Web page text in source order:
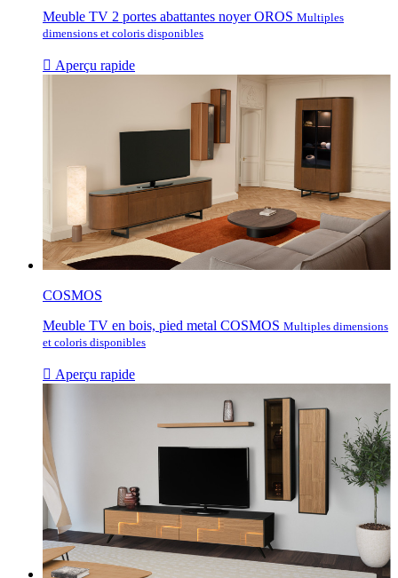
Meuble TV 2 portes abattantes noyer OROS Multiples
dimensions et coloris disponibles
 Aperçu rapide
COSMOS
Meuble TV en bois, pied metal COSMOS Multiples dimensions
et coloris disponibles
 Aperçu rapide